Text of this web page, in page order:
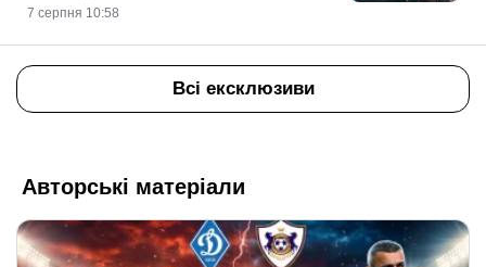
7 серпня 10:58
Всі ексклюзиви
Авторські матеріали